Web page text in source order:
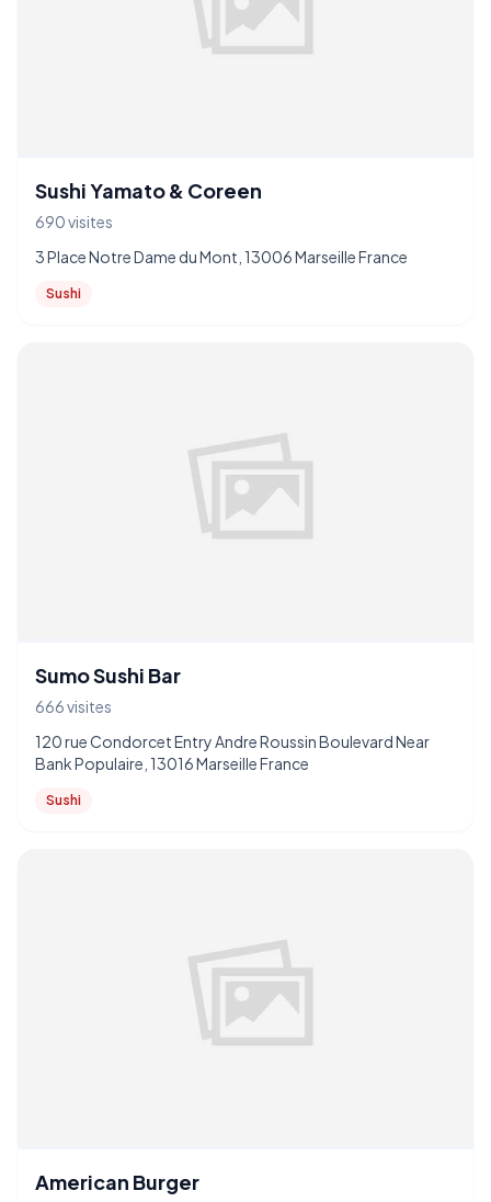
Sushi Yamato & Coreen
690 visites
3 Place Notre Dame du Mont, 13006 Marseille France
Sushi
Sumo Sushi Bar
666 visites
120 rue Condorcet Entry Andre Roussin Boulevard Near
Bank Populaire, 13016 Marseille France
Sushi
American Burger